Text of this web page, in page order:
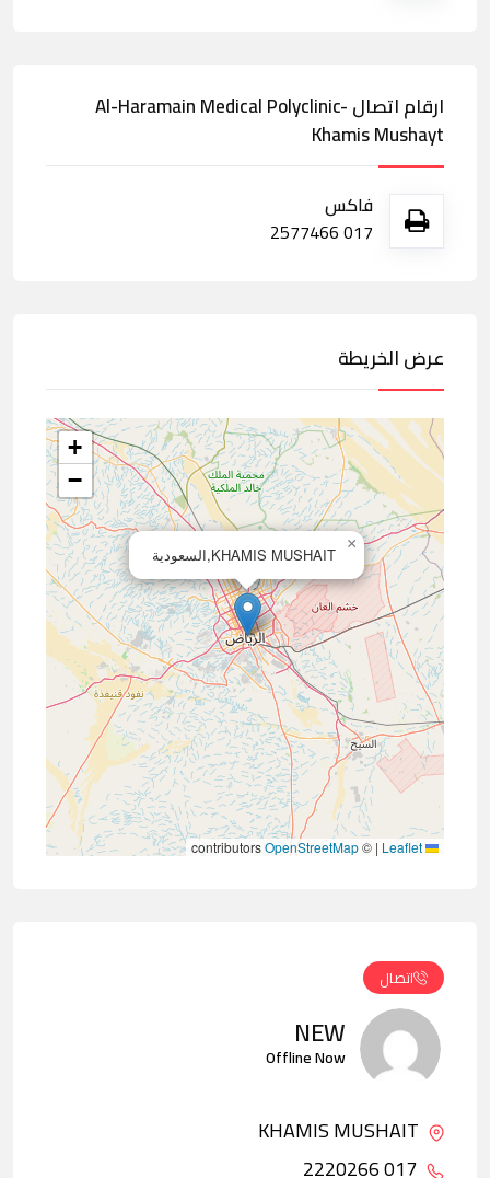
ارقام اتصال Al-Haramain Medical Polyclinic-
Khamis Mushayt
فاكس
017 2577466
عرض الخريطة
KHAMIS MUSHAIT,السعودية
×
+
−
|
©
OpenStreetMap
اتصال
NEW
Offline Now